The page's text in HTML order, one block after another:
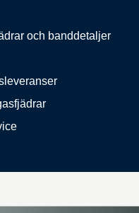
och banddetaljer